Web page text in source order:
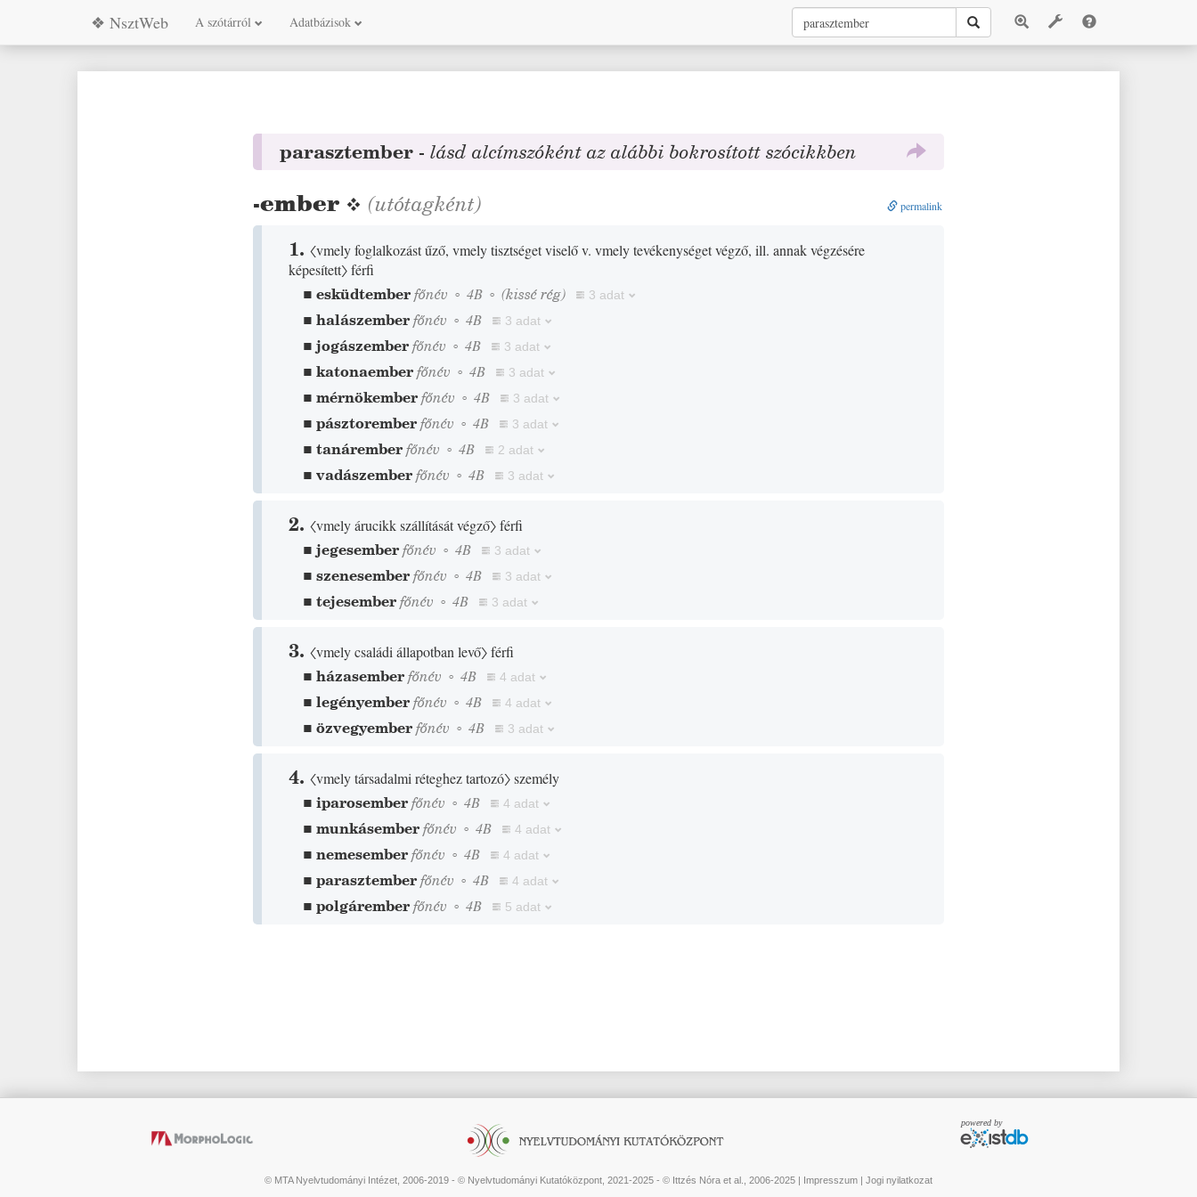
❖ NsztWeb A szótárról Adatbázisok
parasztember -lásd alcímszóként az alábbi bokrosított szócikkben
-ember ❖ (utótagként) permalink
1.〈vmely foglalkozást űző, vmely tisztséget viselő v. vmely tevékenységet végző, ill. annak végzésére
képesített〉férfi
▪esküdtemberfőnév ◦ 4B ◦ (kissérég) 3 adat
▪halászemberfőnév ◦ 4B 3 adat
▪jogászemberfőnév ◦ 4B 3 adat
▪katonaemberfőnév ◦ 4B 3 adat
▪mérnökemberfőnév ◦ 4B 3 adat
▪pásztoremberfőnév ◦ 4B 3 adat
▪tanáremberfőnév ◦ 4B 2 adat
▪vadászemberfőnév ◦ 4B 3 adat
2.〈vmely árucikk szállítását végző〉férfi
▪jegesemberfőnév ◦ 4B 3 adat
▪szenesemberfőnév ◦ 4B 3 adat
▪tejesemberfőnév ◦ 4B 3 adat
3.〈vmely családi állapotban levő〉férfi
▪házasemberfőnév ◦ 4B 4 adat
▪legényemberfőnév ◦ 4B 4 adat
▪özvegyemberfőnév ◦ 4B 3 adat
4.〈vmely társadalmi réteghez tartozó〉személy
▪iparosemberfőnév ◦ 4B 4 adat
▪munkásemberfőnév ◦ 4B 4 adat
▪nemesemberfőnév ◦ 4B 4 adat
▪parasztemberfőnév ◦ 4B 4 adat
▪polgáremberfőnév ◦ 4B 5 adat
© MTA Nyelvtudományi Intézet, 2006-2019 - © Nyelvtudományi Kutatóközpont, 2021-2025 - © Ittzés Nóra et al., 2006-2025 | Impresszum | Jogi nyilatkozat